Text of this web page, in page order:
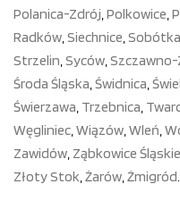
Polanica-Zdrój,Polkowice,
Radków,Siechnice,Sobótka
Strzelin,Syców,
Środa Śląska,Świdnica,
Świerzawa, Trzebnica,
Węgliniec,Wiązów,Wleń,
Zawidów, Ząbkowice Śląskie
Złoty Stok,Żarów,Żmigród.